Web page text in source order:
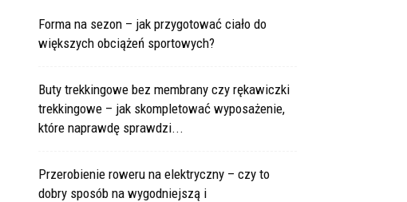
Forma na sezon – jak przygotować ciało do
większych obciążeń sportowych?
Buty trekkingowe bez membrany czy rękawiczki
trekkingowe – jak skompletować wyposażenie,
które naprawdę sprawdzi...
Przerobienie roweru na elektryczny – czy to
dobry sposób na wygodniejszą i